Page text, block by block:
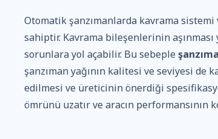
Otomatik şanzımanlarda kavrama
sahiptir. Kavrama bileşenlerinin
sorunlara yol açabilir. Bu sebeple
şanzıman yağının kalitesi ve seviyesi de
edilmesi ve üreticinin önerdiği
ömrünü uzatır ve aracın performansının